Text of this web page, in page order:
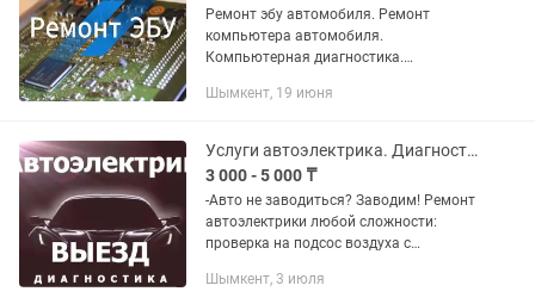
Ремонт эбу автомобиля. Ремонт
компьютера автомобиля.
Компьютерная диагностика.
Адаптация АКПП И Дроссельной
электричеству...
Шымкент, 19 июня
Услуги автоэлектрика. Диагностика
3 000 - 5 000 ₸
-Авто не заводиться? Заводим! Ремонт
автоэлектрики любой сложности:
проверка на подсос воздуха с
двигателя замер давления
Шымкент, 3 июля